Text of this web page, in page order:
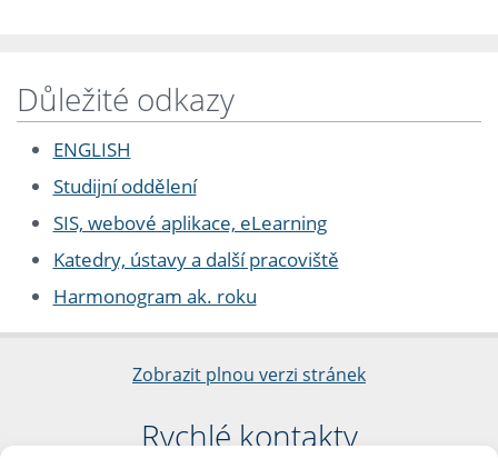
Důležité odkazy
ENGLISH
Studijní oddělení
SIS, webové aplikace, eLearning
Katedry, ústavy a další pracoviště
Harmonogram ak. roku
Zobrazit plnou verzi stránek
Rychlé kontakty